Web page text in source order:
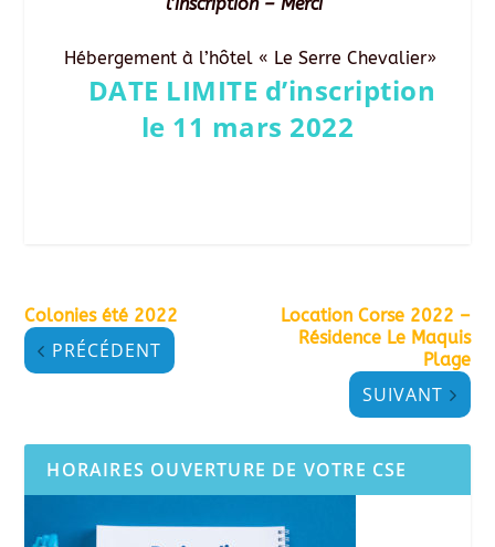
Hébergement à l’hôtel « Le Serre Chevalier»
DATE LIMITE d’inscription
le 11 mars 2022
Colonies été 2022
PRÉCÉDENT
Location Corse 2022 –
Résidence Le Maquis
Plage
SUIVANT
HORAIRES OUVERTURE DE VOTRE CSE